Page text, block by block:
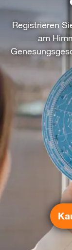
Registrieren
am